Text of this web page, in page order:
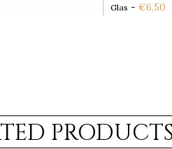
Glas - €6,50
PRODUCTS